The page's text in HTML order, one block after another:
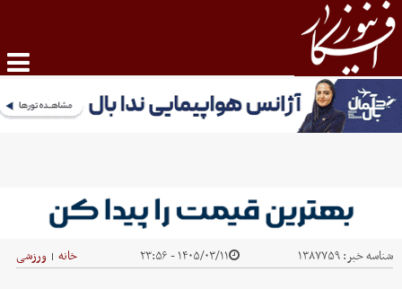
شناسه خبر:۱۳۸۷۷۵۹ ۱۴۰۵/۰۳/۱۱ - ۲۳:۵۶ خانه | ورزشی